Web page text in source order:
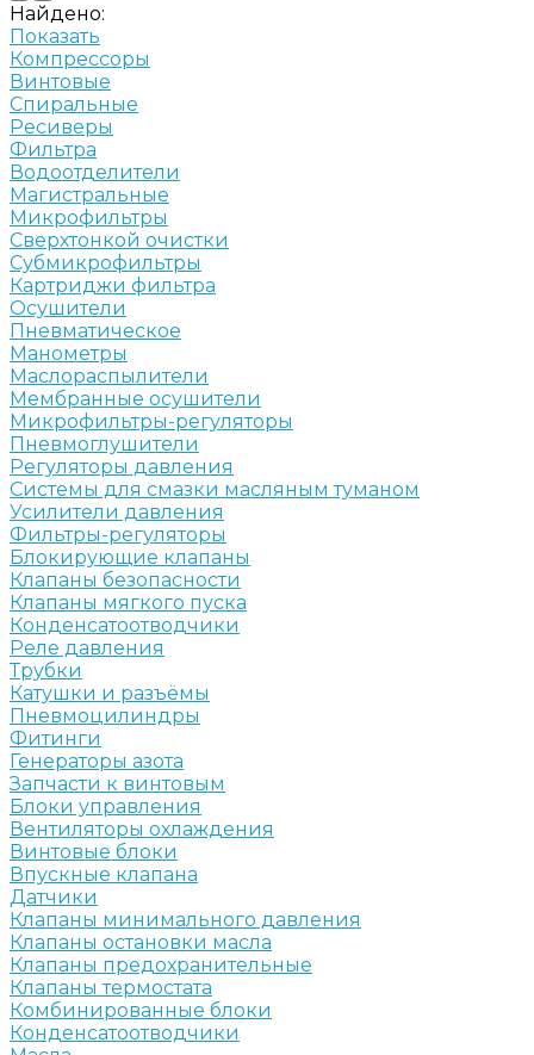
Найдено:
Показать
Компрессоры
Винтовые
Спиральные
Ресиверы
Фильтра
Водоотделители
Магистральные
Микрофильтры
Сверхтонкой очистки
Субмикрофильтры
Картриджи фильтра
Осушители
Пневматическое
Манометры
Маслораспылители
Мембранные осушители
Микрофильтры-регуляторы
Пневмоглушители
Регуляторы давления
Системы для смазки масляным туманом
Усилители давления
Фильтры-регуляторы
Блокирующие клапаны
Клапаны безопасности
Клапаны мягкого пуска
Конденсатоотводчики
Реле давления
Трубки
Катушки и разъёмы
Пневмоцилиндры
Фитинги
Генераторы азота
Запчасти к винтовым
Блоки управления
Вентиляторы охлаждения
Винтовые блоки
Впускные клапана
Датчики
Клапаны минимального давления
Клапаны остановки масла
Клапаны предохранительные
Клапаны термостата
Комбинированные блоки
Конденсатоотводчики